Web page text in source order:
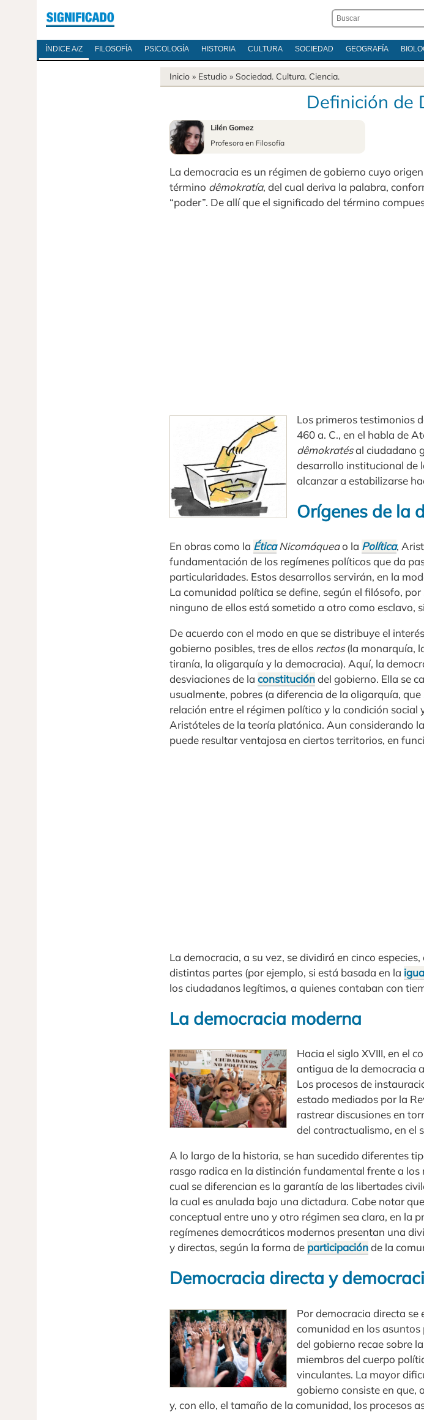
ÍNDICE A/Z FILOSOFÍA PSICOLOGÍA HISTORIA CULTURA SOCIEDAD GEOGRAFÍA
Inicio » Estudio » Sociedad. Cultura. Ciencia.
Definición de
Lilén Gomez
Profesora en Filosofía
La democracia es un régimen de gobierno cuyo
término dêmokratía, del cual deriva la palabra,
“poder”. De allí que el significado del término
Los primeros testimonios
460 a. C., en el habla de
dêmokratésal ciudadano
desarrollo institucional de
alcanzar a estabilizarse
Orígenes de la
En obras como la ÉticaNicomáqueao la Política,
fundamentación de los regímenes políticos que da
particularidades. Estos desarrollos servirán, en la
La comunidad política se define, según el filósofo,
ninguno de ellos está sometido a otro como esclavo,
De acuerdo con el modo en que se distribuye el
gobierno posibles, tres de ellos rectos(la monarquía,
tiranía, la oligarquía y la democracia). Aquí, la
desviaciones de la constitucióndel gobierno. Ella se
usualmente, pobres (a diferencia de la oligarquía,
relación entre el régimen político y la condición
Aristóteles de la teoría platónica. Aun considerando
puede resultar ventajosa en ciertos territorios, en
La democracia, a su vez, se dividirá en cinco
distintas partes (por ejemplo, si está basada en la
los ciudadanos legítimos, a quienes contaban con
La democracia moderna
Hacia el siglo XVIII, en el
antigua de la democracia
Los procesos de
estado mediados por la
rastrear discusiones en
del contractualismo, en el
A lo largo de la historia, se han sucedido diferentes
rasgo radica en la distinción fundamental frente a
cual se diferencian es la garantía de las libertades
la cual es anulada bajo una dictadura. Cabe notar
conceptual entre uno y otro régimen sea clara, en la
regímenes democráticos modernos presentan una
y directas, según la forma de participaciónde la
Democracia directa y
Por democracia directa
comunidad en los
del gobierno recae sobre
miembros del cuerpo
vinculantes. La mayor
gobierno consiste en que,
y, con ello, el tamaño de la comunidad, los procesos